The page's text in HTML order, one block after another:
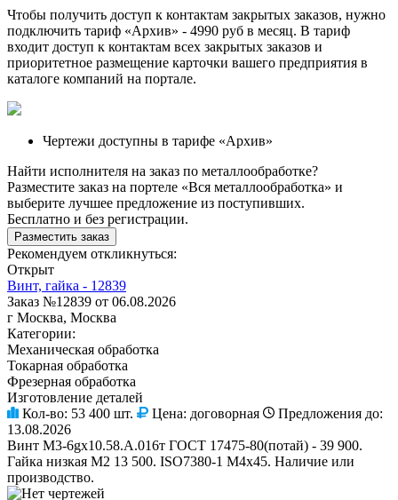
Чтобы получить доступ к контактам закрытых заказов, нужно
подключить тариф «Архив» - 4990 руб в месяц. В тариф
входит доступ к контактам всех закрытых заказов и
приоритетное размещение карточки вашего предприятия в
каталоге компаний на портале.
Чертежи доступны в тарифе «Архив»
Найти исполнителя на заказ по металлообработке?
Разместите заказ на портеле «Вся металлообработка» и
выберите лучшее предложение из поступивших.
Бесплатно и без регистрации.
Разместить заказ
Рекомендуем откликнуться:
Открыт
Винт, гайка - 12839
Заказ №12839 от 06.08.2026
г Москва, Москва
Категории:
Механическая обработка
Токарная обработка
Фрезерная обработка
Изготовление деталей
Кол-во: 53 400 шт. Цена: договорная
Предложения до:
13.08.2026
Винт М3-6gх10.58.А.016т ГОСТ 17475-80(потай) - 39 900.
Гайка низкая М2 13 500. ISO7380-1 М4х45. Наличие или
производство.